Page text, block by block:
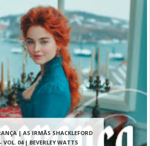
| AS IRMÃS SHACKLEFORD
VOL. 04 | BEVERLEY WATTS